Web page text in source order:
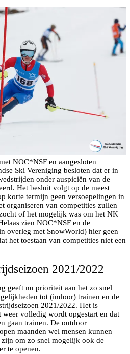
NOC*NSF en aangesloten
Ski Vereniging besloten dat er in
onder auspiciën van de
Het besluit volgt op de meest
korte termijn geen versoepelingen in
organiseren van competities zullen
of het mogelijk was om het NK
zien NOC*NSF en de
overleg met SnowWorld) hier geen
het toestaan van competities niet een
2021/2022
geeft nu prioriteit aan het zo snel
tot (indoor) trainen en de
2021/2022. Het is
volledig wordt opgestart en dat
gaan trainen. De outdoor
maanden wel mensen kunnen
om zo snel mogelijk ook de
te openen.